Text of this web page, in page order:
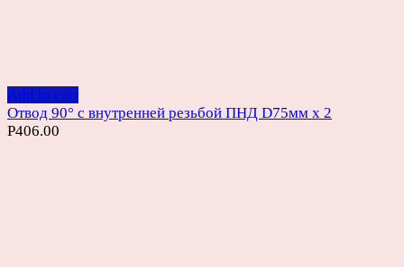
Add to cart
Отвод 90° с внутренней резьбой ПНД D75мм х 2
Р406.00